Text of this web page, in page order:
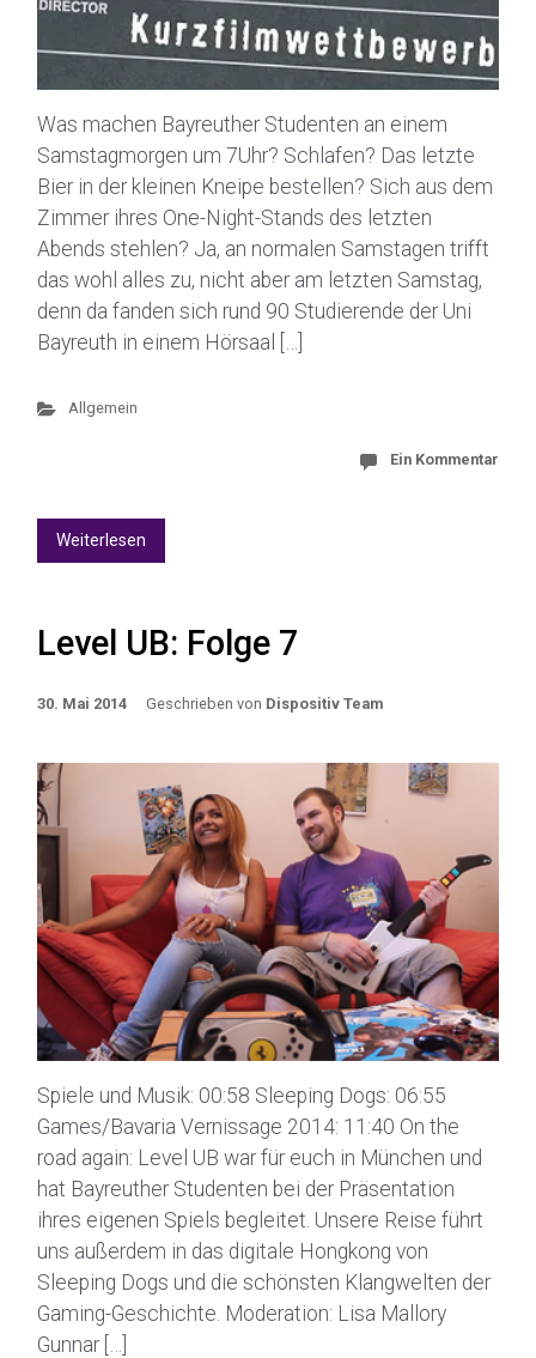
Was machen Bayreuther Studenten an einem
Samstagmorgen um 7Uhr? Schlafen? Das letzte
Bier in der kleinen Kneipe bestellen? Sich aus dem
Zimmer ihres One-Night-Stands des letzten
Abends stehlen? Ja, an normalen Samstagen trifft
das wohl alles zu, nicht aber am letzten Samstag,
denn da fanden sich rund 90 Studierende der Uni
Bayreuth in einem Hörsaal […]
Allgemein
Ein Kommentar
Weiterlesen
Level UB: Folge 7
30. Mai 2014 Geschrieben von Dispositiv Team
Spiele und Musik: 00:58 Sleeping Dogs: 06:55
Games/Bavaria Vernissage 2014: 11:40 On the
road again: Level UB war für euch in München und
hat Bayreuther Studenten bei der Präsentation
ihres eigenen Spiels begleitet. Unsere Reise führt
uns außerdem in das digitale Hongkong von
Sleeping Dogs und die schönsten Klangwelten der
Gaming-Geschichte. Moderation: Lisa Mallory
Gunnar […]